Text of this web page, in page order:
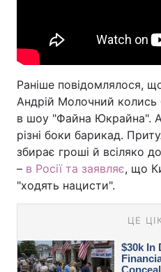
Раніше повідомлялося,
Андрій Молочний
в шоу "Файна Юкрайна".
різні боки барикад.
збирає гроші й всіляко
– в Росії та заявляє, що
"ходять нацисти".